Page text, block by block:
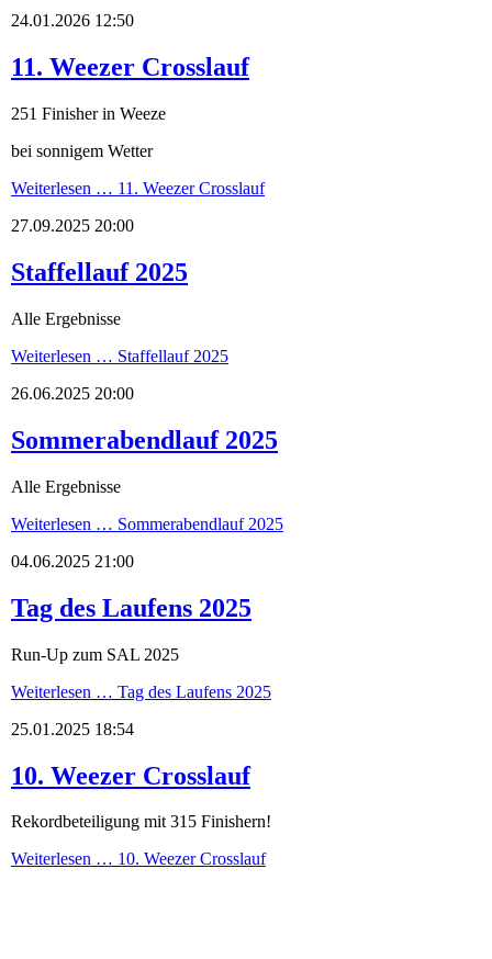
24.01.2026 12:50
11. Weezer Crosslauf
251 Finisher in Weeze
bei sonnigem Wetter
Weiterlesen … 11. Weezer Crosslauf
27.09.2025 20:00
Staffellauf 2025
Alle Ergebnisse
Weiterlesen … Staffellauf 2025
26.06.2025 20:00
Sommerabendlauf 2025
Alle Ergebnisse
Weiterlesen … Sommerabendlauf 2025
04.06.2025 21:00
Tag des Laufens 2025
Run-Up zum SAL 2025
Weiterlesen … Tag des Laufens 2025
25.01.2025 18:54
10. Weezer Crosslauf
Rekordbeteiligung mit 315 Finishern!
Weiterlesen … 10. Weezer Crosslauf